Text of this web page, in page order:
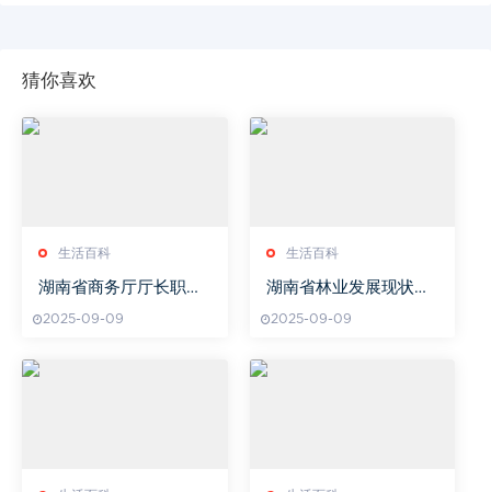
猜你喜欢
生活百科
湖南省商务厅厅长职责
务发展新篇章
2025-09-09
生活百科
湖南省林业发展现状与
未来展望
2025-09-09